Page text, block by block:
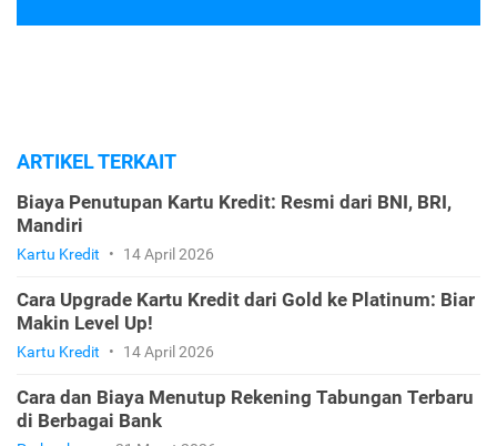
ARTIKEL TERKAIT
Biaya Penutupan Kartu Kredit: Resmi dari BNI, BRI,
Mandiri
Kartu Kredit • 14 April 2026
Cara Upgrade Kartu Kredit dari Gold ke Platinum: Biar
Makin Level Up!
Kartu Kredit • 14 April 2026
Cara dan Biaya Menutup Rekening Tabungan Terbaru
di Berbagai Bank